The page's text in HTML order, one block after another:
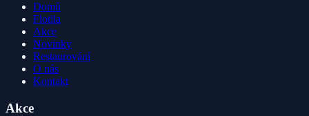
Domů
Flotila
Akce
Novinky
Restaurování
O nás
Kontakt
Akce